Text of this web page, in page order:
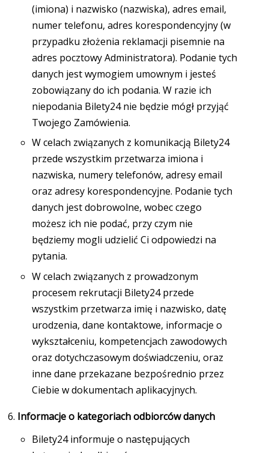
(imiona) i nazwisko (nazwiska), adres email,
numer telefonu, adres korespondencyjny (w
przypadku złożenia reklamacji pisemnie na
adres pocztowy Administratora). Podanie tych
danych jest wymogiem umownym i jesteś
zobowiązany do ich podania. W razie ich
niepodania Bilety24 nie będzie mógł przyjąć
Twojego Zamówienia.
W celach związanych z komunikacją Bilety24
przede wszystkim przetwarza imiona i
nazwiska, numery telefonów, adresy email
oraz adresy korespondencyjne. Podanie tych
danych jest dobrowolne, wobec czego
możesz ich nie podać, przy czym nie
będziemy mogli udzielić Ci odpowiedzi na
pytania.
W celach związanych z prowadzonym
procesem rekrutacji Bilety24 przede
wszystkim przetwarza imię i nazwisko, datę
urodzenia, dane kontaktowe, informacje o
wykształceniu, kompetencjach zawodowych
oraz dotychczasowym doświadczeniu, oraz
inne dane przekazane bezpośrednio przez
Ciebie w dokumentach aplikacyjnych.
Informacje o kategoriach odbiorców danych
Bilety24 informuje o następujących